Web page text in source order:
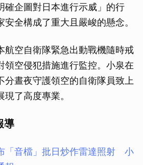
確企圖對日本進行示威」的行
全構成了重大且嚴峻的懸念。
航空自衛隊緊急出動戰機隨時戒
領空侵犯措施進行監控。小泉在
分晝夜守護領空的自衛隊員致上
了高度專業。
導
「音檔」批日炒作雷達照射 小